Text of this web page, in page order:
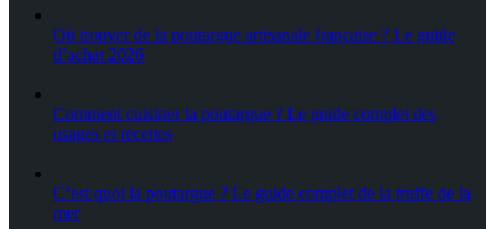
Où trouver de la poutargue artisanale française ? Le guide
d’achat 2026
Comment cuisiner la poutargue ? Le guide complet des
usages et recettes
C’est quoi la poutargue ? Le guide complet de la truffe de la
mer